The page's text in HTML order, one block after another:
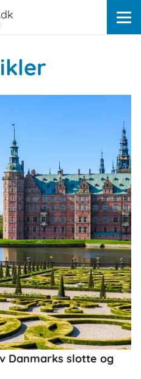
.dk
Danmarks slotte og